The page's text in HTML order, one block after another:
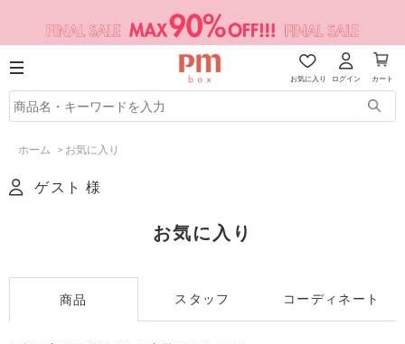
お気に入り ログイン カート
ホーム > お気に入り
ゲスト 様
お気に入り
商品 スタッフ コーディネート